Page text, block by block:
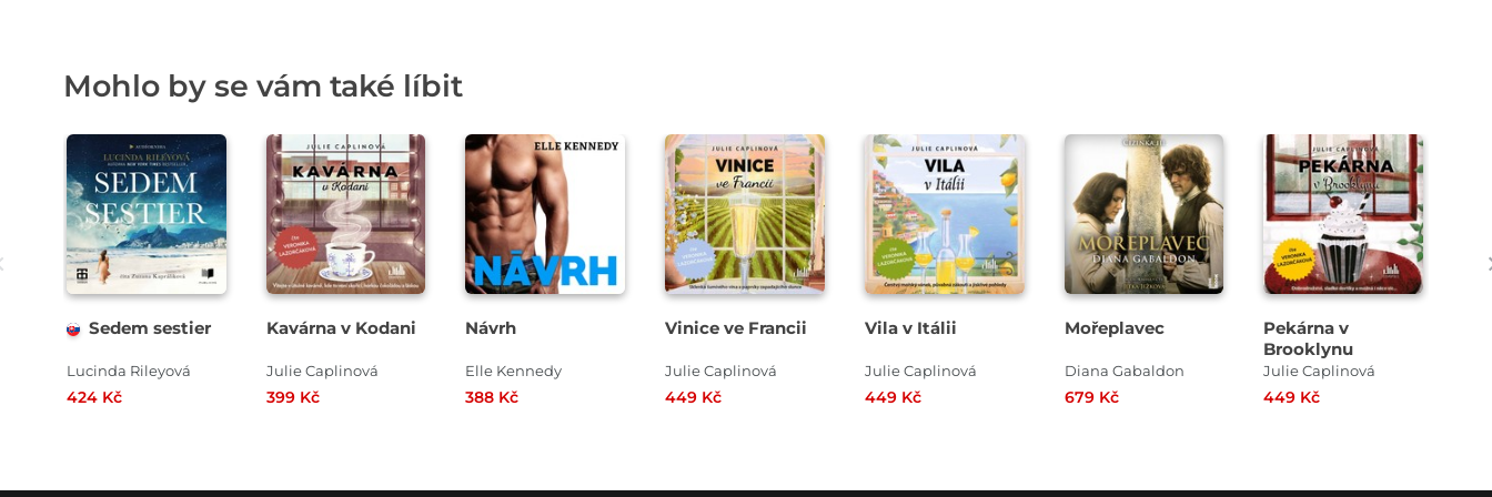
Mohlo by se vám také líbit
Sedem sestier
Lucinda Rileyová
424 Kč
Přehrát
ukázku
Kavárna v Kodani
Julie Caplinová
399 Kč
Přehrát
ukázku
Návrh
Elle Kennedy
388 Kč
Přehrát
ukázku
Vinice ve Francii
Julie Caplinová
449 Kč
Přehrát
ukázku
Vila v Itálii
Julie Caplinová
449 Kč
Přehrát
ukázku
Mořeplavec
Diana Gabaldon
679 Kč
Přehrát
ukázku
Pekárna v
Brooklynu
Julie Caplinová
449 Kč
Přehrát
ukázku